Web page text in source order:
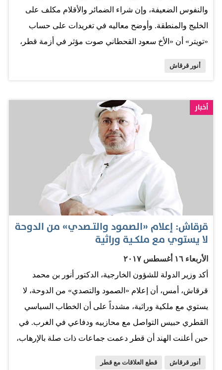
والنفوس الضعيفة، وإن شراء الضمائر والأقلام مكلف على
الخليج والمنطقة. وأوضح معاليه في تغريدات على حساب
«تويتر» أن «الأخ سعود القحطاني صوت مؤثر في أزمة قطر،
العيون على من أغراهم المال فباعوا الأوطان، واستبدلوا الولاء
بالريال واعتقدوا أن سجلهم الأسود انطوى». وتابع معاليه
«أزمة قطر عِش دبابير كبير، سلاحه المال والنفوس الضعيفة،
والمراجعة الحيّة للارتزاق ضرورية، فثمن شراء الضمائر
والأقلام مكلف على الخليج والمنطقة». المصدر: الاتحاد
أنور قرقاش
أخبار
قرقاش: إعلام «الصمود والتــصدي» من الدوحة
لا يستوي مع ملكــية وراثية
الأربعاء ١٦ أغسطس ٢٠١٧
أكد وزير الدولة للشؤون الخارجية، الدكتور أنور بن محمد
قرقاش، أمس، أن إعلام «الصمود والتصدي» من الدوحة، لا
يستوي مع ملكية وراثية، مشدداً على أن الخطاب السياسي
القطري حبيس التواصل مع محازبيه ودفاعي في الغرب. في
حين أعلنت الهند أن قطر دعمت جماعات ذات صلة بالإرهاب،
أنور قرقاش قطع العلاقات مع قطر